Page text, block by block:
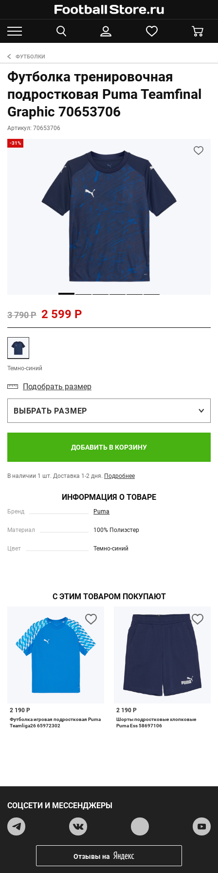
ФУТБОЛКИ
Футболка тренировочная
подростковая Puma Teamfinal
Graphic 70653706
Артикул: 70653706
-31%
3 790 Р 2 599 Р
Темно-синий
Подобрать размер
ВЫБРАТЬ РАЗМЕР
ДОБАВИТЬ В КОРЗИНУ
В наличии 1 шт. Доставка 1-2 дня. Подробнее
ИНФОРМАЦИЯ О ТОВАРЕ
Бренд Puma
Материал 100% Полиэстер
Цвет Темно-синий
С ЭТИМ ТОВАРОМ ПОКУПАЮТ
2 190 Р
Футболка игровая подростковая Puma
Teamliga26 65972302
2 190 Р
Шорты подростковые хлопковые
Puma Ess 58697106
СОЦСЕТИ И МЕССЕНДЖЕРЫ
Отзывы на